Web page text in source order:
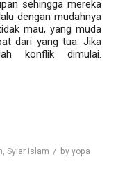
sehingga mereka
dengan mudahnya
mau, yang muda
dari yang tua. Jika
konflik dimulai.
Syiar Islam / by yopa